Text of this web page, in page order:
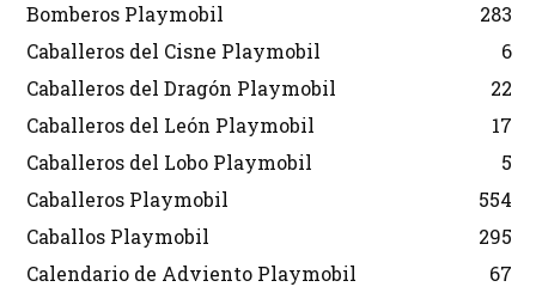
Bomberos Playmobil
283
Caballeros del Cisne Playmobil
6
Caballeros del Dragón Playmobil
22
Caballeros del León Playmobil
17
Caballeros del Lobo Playmobil
5
Caballeros Playmobil
554
Caballos Playmobil
295
Calendario de Adviento Playmobil
67